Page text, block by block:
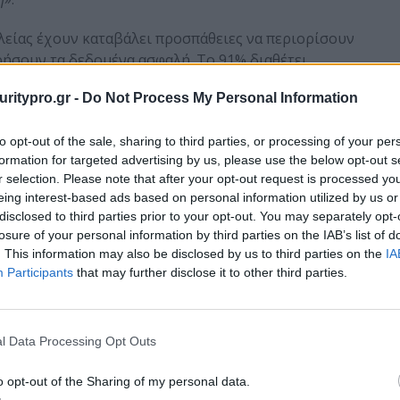
- Do Not Process My Personal Information
opt-out of the sale, sharing to third parties, or processing of your
for targeted advertising by us, please use the below opt-out
selection. Please note that after your opt-out request is processed
interest-based ads based on personal information utilized by us
to third parties prior to your opt-out. You may separately
of your personal information by third parties on the IAB’s list of
This information may also be disclosed by us to third parties on the
Participants that may further disclose it to other third parties.
Data Processing Opt Outs
opt-out of the Sharing of my personal data.
έχουν καταβάλει προσπάθειες να περιορίσουν
τα δεδομένα ασφαλή. Το 91% διαθέτει
εργασία από το σπίτι, ενώ το 78% έχει
εφαρμογές. Ωστόσο, αυτοί οι έλεγχοι
δυσανασχετούν με την μηχανογράφηση, με
αποξένωση και απόρριψη:
στην έρευνα δήλωσαν ότι οι πολιτικές και οι
περιοριστικές.
αντίδραση των χρηστών που δεν τους
67% των τμημάτων πληροφορικής δήλωσε ότι
σε εβδομαδιαία βάση.
ότι η προσπάθεια θέσπισης και επιβολής
είναι αδύνατη τώρα που οι
ζωής είναι τόσο ασαφείς.